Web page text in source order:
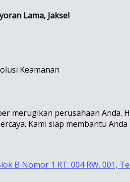
Lama, Jaksel
Keamanan
merugikan perusahaan
Kami siap membantu
B Nomor 1 RT. 004 RW. 001,